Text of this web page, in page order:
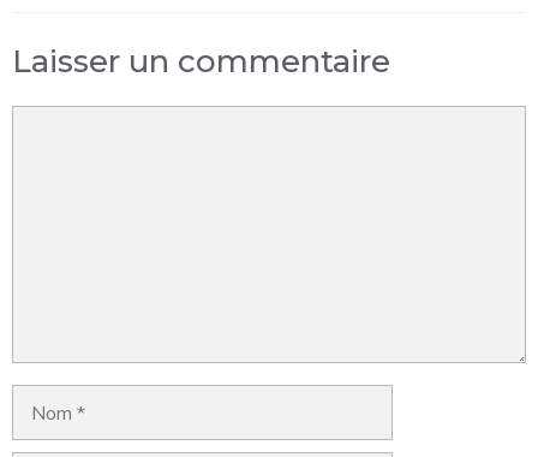
Laisser un commentaire